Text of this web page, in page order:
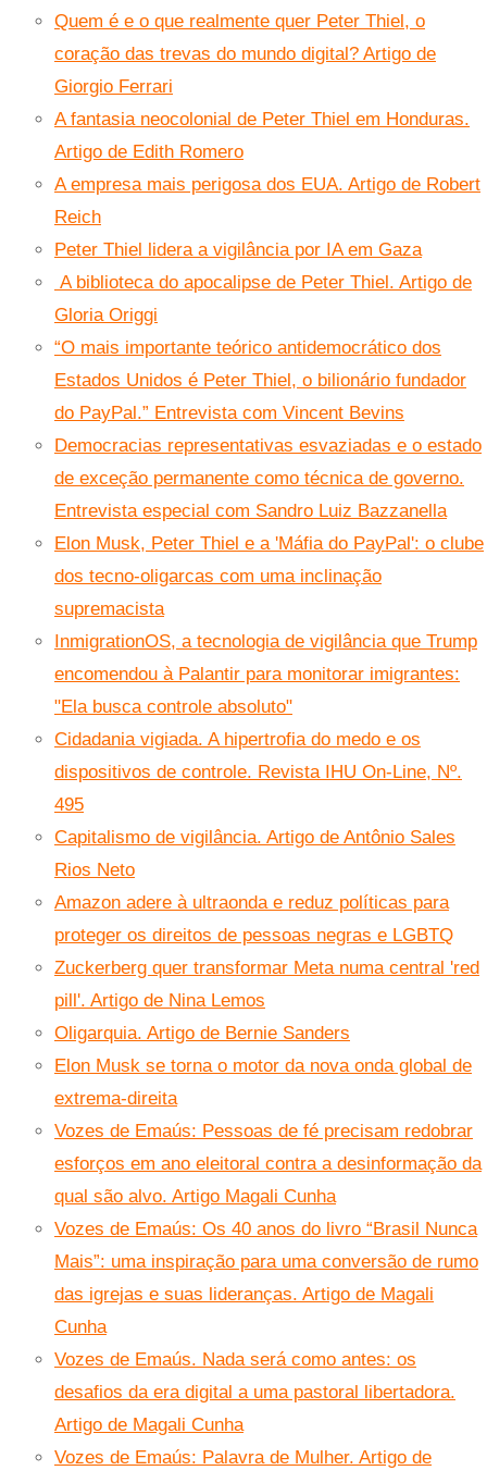
Quem é e o que realmente quer Peter Thiel, o
coração das trevas do mundo digital? Artigo de
Giorgio Ferrari
A fantasia neocolonial de Peter Thiel em Honduras.
Artigo de Edith Romero
A empresa mais perigosa dos EUA. Artigo de Robert
Reich
Peter Thiel lidera a vigilância por IA em Gaza
A biblioteca do apocalipse de Peter Thiel. Artigo de
Gloria Origgi
“O mais importante teórico antidemocrático dos
Estados Unidos é Peter Thiel, o bilionário fundador
do PayPal.” Entrevista com Vincent Bevins
Democracias representativas esvaziadas e o estado
de exceção permanente como técnica de governo.
Entrevista especial com Sandro Luiz Bazzanella
Elon Musk, Peter Thiel e a 'Máfia do PayPal': o clube
dos tecno-oligarcas com uma inclinação
supremacista
InmigrationOS, a tecnologia de vigilância que Trump
encomendou à Palantir para monitorar imigrantes:
"Ela busca controle absoluto"
Cidadania vigiada. A hipertrofia do medo e os
dispositivos de controle. Revista IHU On-Line, Nº.
495
Capitalismo de vigilância. Artigo de Antônio Sales
Rios Neto
Amazon adere à ultraonda e reduz políticas para
proteger os direitos de pessoas negras e LGBTQ
Zuckerberg quer transformar Meta numa central 'red
pill'. Artigo de Nina Lemos
Oligarquia. Artigo de Bernie Sanders
Elon Musk se torna o motor da nova onda global de
extrema-direita
Vozes de Emaús: Pessoas de fé precisam redobrar
esforços em ano eleitoral contra a desinformação da
qual são alvo. Artigo Magali Cunha
Vozes de Emaús: Os 40 anos do livro “Brasil Nunca
Mais”: uma inspiração para uma conversão de rumo
das igrejas e suas lideranças. Artigo de Magali
Cunha
Vozes de Emaús. Nada será como antes: os
desafios da era digital a uma pastoral libertadora.
Artigo de Magali Cunha
Vozes de Emaús: Palavra de Mulher. Artigo de